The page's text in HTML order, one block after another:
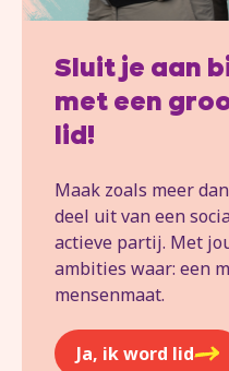
Sluit je aan
met een
lid!
Maak zoals meer
deel uit van een
actieve partij. Met
ambities waar: een
mensenmaat.
Ja, ik word lid